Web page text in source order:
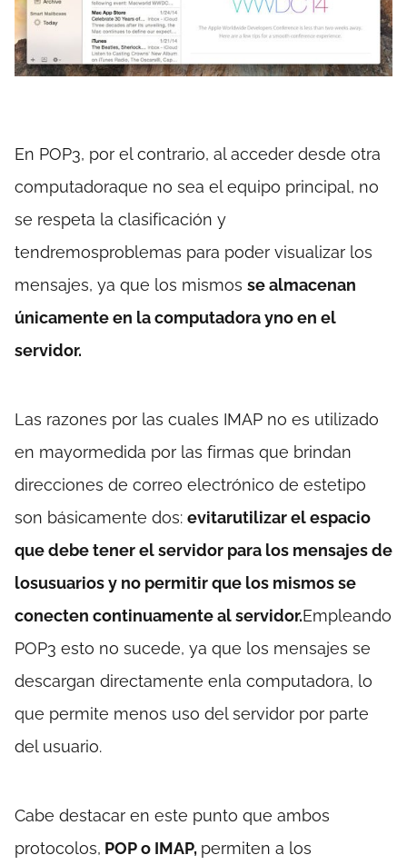
En POP3, por el contrario, al acceder desde otra
computadoraque no sea el equipo principal, no
se respeta la clasificación y
tendremosproblemas para poder visualizar los
mensajes, ya que los mismos se almacenan
únicamente en la computadora yno en el
servidor.
Las razones por las cuales IMAP no es utilizado
en mayormedida por las firmas que brindan
direcciones de correo electrónico de estetipo
son básicamente dos: evitarutilizar el espacio
que debe tener el servidor para los mensajes de
losusuarios y no permitir que los mismos se
conecten continuamente al servidor.Empleando
POP3 esto no sucede, ya que los mensajes se
descargan directamente enla computadora, lo
que permite menos uso del servidor por parte
del usuario.
Cabe destacar en este punto que ambos
protocolos, POP o IMAP, permiten a los